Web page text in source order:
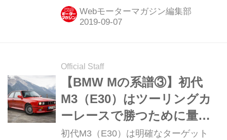
際に北米を中心にレースでも活躍する
ことになる。
Webモーターマガジン編集部
Official Staff
【BMW Mの系譜③】初代
M3（E30）はツーリングカ
ーレースで勝つために量産
車と並行して開発
初代M3（E30）は明確なターゲット